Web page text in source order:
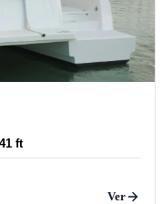
41 ft
Ver